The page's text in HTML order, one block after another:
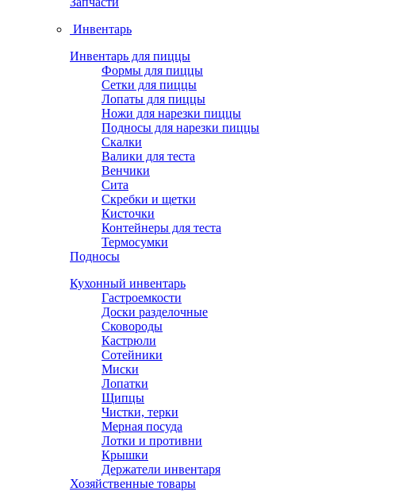
Инвентарь
Инвентарь для пиццы
Формы для пиццы
Сетки для пиццы
Лопаты для пиццы
Ножи для нарезки пиццы
Подносы для нарезки пиццы
Скалки
Валики для теста
Венчики
Сита
Скребки и щетки
Кисточки
Контейнеры для теста
Термосумки
Подносы
Кухонный инвентарь
Гастроемкости
Доски разделочные
Сковороды
Кастрюли
Сотейники
Миски
Лопатки
Щипцы
Чистки, терки
Мерная посуда
Лотки и противни
Крышки
Держатели инвентаря
Хозяйственные товары